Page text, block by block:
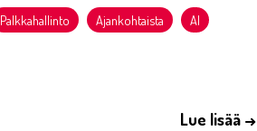
Palkkahallinto Ajankohtaista AI
Lue lisää →